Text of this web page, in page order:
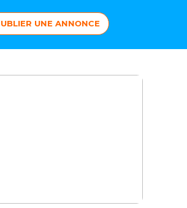
UNE ANNONCE